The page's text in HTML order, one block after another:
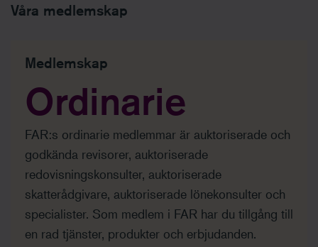
Våra medlemskap
Medlemskap
Ordinarie
FAR:s ordinarie medlemmar är auktoriserade och
godkända revisorer, auktoriserade
redovisningskonsulter, auktoriserade
skatterådgivare, auktoriserade lönekonsulter och
specialister. Som medlem i FAR har du tillgång till
en rad tjänster, produkter och erbjudanden.